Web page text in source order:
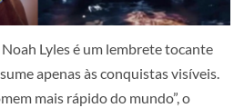
Lyles é um lembrete tocante
apenas às conquistas visíveis.
mais rápido do mundo”, o